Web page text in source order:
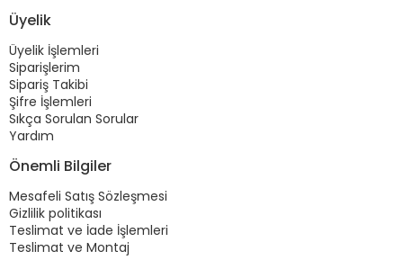
Üyelik
Üyelik İşlemleri
Siparişlerim
Sipariş Takibi
Şifre İşlemleri
Sıkça Sorulan Sorular
Yardım
Önemli Bilgiler
Mesafeli Satış Sözleşmesi
Gizlilik politikası
Teslimat ve İade İşlemleri
Teslimat ve Montaj